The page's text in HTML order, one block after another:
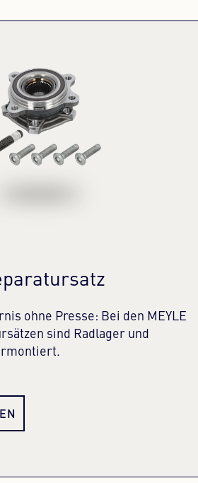
ohne Presse: Bei den MEYLE
sind Radlager und